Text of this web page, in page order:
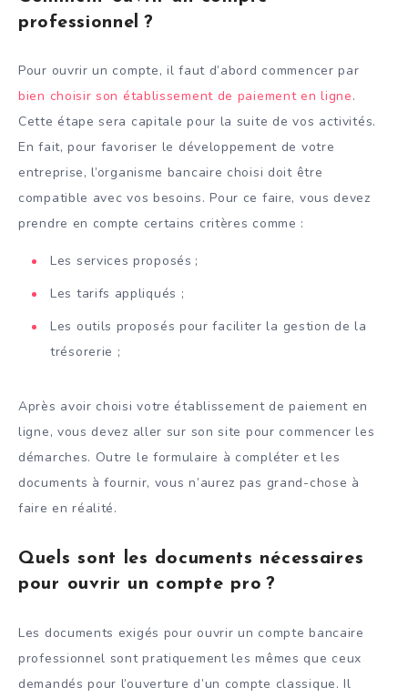
professionnel ?
Pour ouvrir un compte, il faut d’abord commencer par
bien choisir son établissement de paiement en ligne.
Cette étape sera capitale pour la suite de vos activités.
En fait, pour favoriser le développement de votre
entreprise, l’organisme bancaire choisi doit être
compatible avec vos besoins. Pour ce faire, vous devez
prendre en compte certains critères comme :
Les services proposés ;
Les tarifs appliqués ;
Les outils proposés pour faciliter la gestion de la
trésorerie ;
Après avoir choisi votre établissement de paiement en
ligne, vous devez aller sur son site pour commencer les
démarches. Outre le formulaire à compléter et les
documents à fournir, vous n’aurez pas grand-chose à
faire en réalité.
Quels sont les documents nécessaires
pour ouvrir un compte pro ?
Les documents exigés pour ouvrir un compte bancaire
professionnel sont pratiquement les mêmes que ceux
demandés pour l’ouverture d’un compte classique. Il